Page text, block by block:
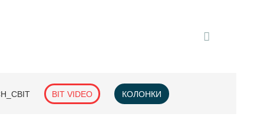
BIT VIDEO КОЛОНКИ